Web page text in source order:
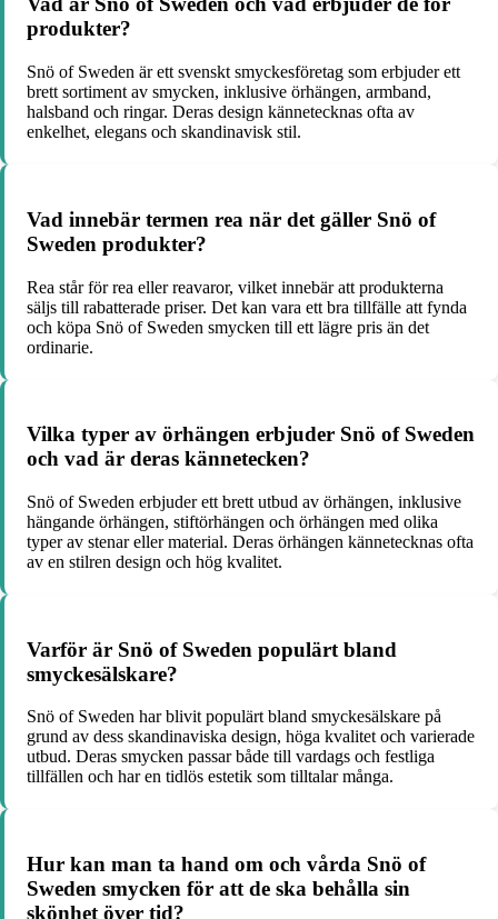
produkter?
Snö of Sweden är ett svenskt smyckesföretag som erbjuder ett
brett sortiment av smycken, inklusive örhängen, armband,
halsband och ringar. Deras design kännetecknas ofta av
enkelhet, elegans och skandinavisk stil.
Vad innebär termen rea när det gäller Snö of
Sweden produkter?
Rea står för rea eller reavaror, vilket innebär att produkterna
säljs till rabatterade priser. Det kan vara ett bra tillfälle att fynda
och köpa Snö of Sweden smycken till ett lägre pris än det
ordinarie.
Vilka typer av örhängen erbjuder Snö of Sweden
och vad är deras kännetecken?
Snö of Sweden erbjuder ett brett utbud av örhängen, inklusive
hängande örhängen, stiftörhängen och örhängen med olika
typer av stenar eller material. Deras örhängen kännetecknas ofta
av en stilren design och hög kvalitet.
Varför är Snö of Sweden populärt bland
smyckesälskare?
Snö of Sweden har blivit populärt bland smyckesälskare på
grund av dess skandinaviska design, höga kvalitet och varierade
utbud. Deras smycken passar både till vardags och festliga
tillfällen och har en tidlös estetik som tilltalar många.
Hur kan man ta hand om och vårda Snö of
Sweden smycken för att de ska behålla sin
skönhet över tid?